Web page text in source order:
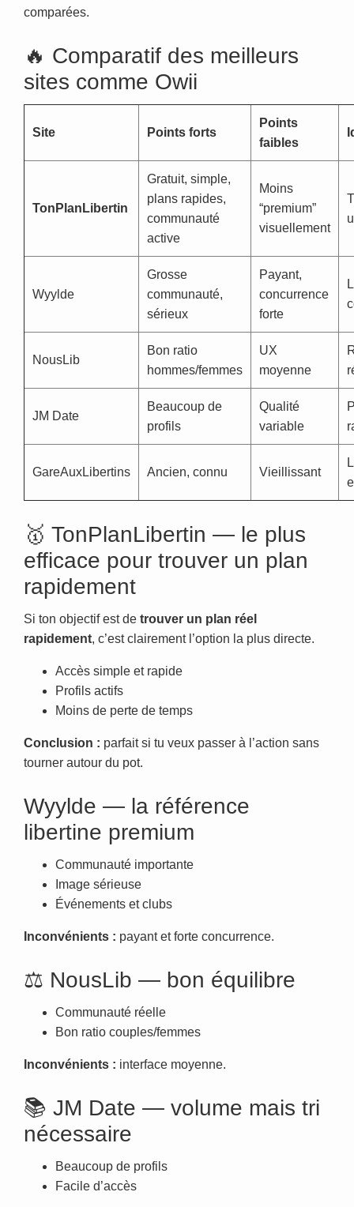
comparées.
🔥 Comparatif des meilleurs
sites comme Owii
Site Points forts
Points
faibles
TonPlanLibertin
Gratuit, simple,
plans rapides,
communauté
active
Moins
“premium”
visuellement
Wyylde
Grosse
communauté,
sérieux
Payant,
concurrence
forte
NousLib
Bon ratio
hommes/femmes
UX
moyenne
JM Date
Beaucoup de
profils
Qualité
variable
GareAuxLibertins Ancien, connu Vieillissant
🥇 TonPlanLibertin — le plus
efficace pour trouver un plan
rapidement
Si ton objectif est de trouver un plan réel
rapidement, c’est clairement l’option la plus directe.
Accès simple et rapide
Profils actifs
Moins de perte de temps
Conclusion : parfait si tu veux passer à l’action sans
tourner autour du pot.
Wyylde — la référence
libertine premium
Communauté importante
Image sérieuse
Événements et clubs
Inconvénients : payant et forte concurrence.
⚖️ NousLib — bon équilibre
Communauté réelle
Bon ratio couples/femmes
Inconvénients : interface moyenne.
📚 JM Date — volume mais tri
nécessaire
Beaucoup de profils
Facile d’accès